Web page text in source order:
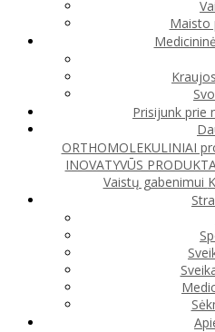
Maisto
Prisijunk prie
ORTHOMOLEKULINIAI
INOVATYVŪS
Vaistų gabenimui